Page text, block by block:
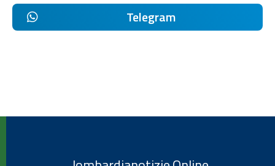
Telegram